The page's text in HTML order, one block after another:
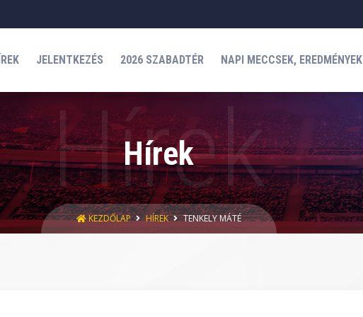
JELENTKEZÉS 2026 SZABADTÉR NAPI MECCSEK, EREDMÉNYEK
Hírek
KEZDŐLAP HÍREK TENKELY MÁTÉ